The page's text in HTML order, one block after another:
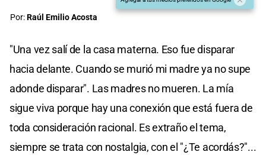
Por:Raúl Emilio Acosta
"Una vez salí de la casa materna. Eso fue disparar
hacia delante. Cuando se murió mi madre ya no supe
adonde disparar". Las madres no mueren. La mía
sigue viva porque hay una conexión que está fuera de
toda consideración racional. Es extraño el tema,
siempre se trata con nostalgia, con el "¿Te acordás?"...